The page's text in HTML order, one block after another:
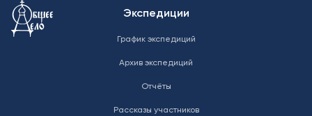
Меню в подвалеЭкспедиции
График экспедиций
Архив экспедиций
Отчёты
Рассказы участников